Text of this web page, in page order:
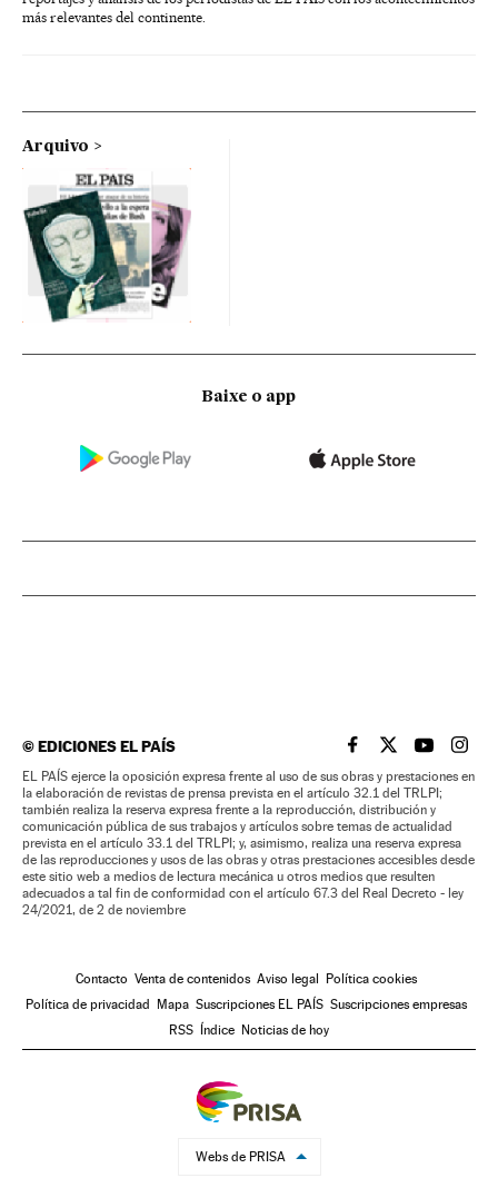
más relevantes del continente.
Arquivo
Baixe o app
©EDICIONES EL PAÍS EL PAÍS BRASIL EN
EL PAÍSEL PAÍS
EL
EL PAÍS ejerce la oposición expresa frente al uso de sus obras y prestaciones en
la elaboración de revistas de prensa prevista en el artículo 32.1 del TRLPI;
también realiza la reserva expresa frente a la reproducción, distribución y
comunicación pública de sus trabajos y artículos sobre temas de actualidad
prevista en el artículo 33.1 del TRLPI; y, asimismo, realiza una reserva expresa
de las reproducciones y usos de las obras y otras prestaciones accesibles desde
este sitio web a medios de lectura mecánica u otros medios que resulten
adecuados a tal fin de conformidad con el artículo 67.3 del Real Decreto - ley
24/2021, de 2 de noviembre
Contacto Venta de contenidos Aviso legal Política cookies
Política de privacidad Mapa Suscripciones EL PAÍS Suscripciones empresas
RSS Índice Noticias de hoy
Webs de PRISA